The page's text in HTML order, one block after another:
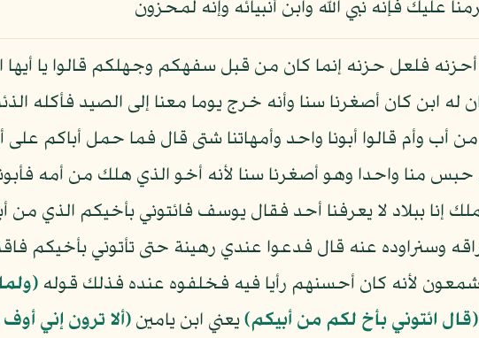
عليك فإنه نبي الله وابن أنبيائه وإنه لمحزون
فلعل حزنه إنما كان من قبل سفهكم وجهلكم قالوا يا أيها
له ابن كان أصغرنا سنا وأنه خرج يوما معنا إلى الصيد فأكله
أب وأم قالوا أبونا واحد وأمهاتنا شتى قال فما حمل أباكم
حبس منا واحدا وهو أصغرنا سنا لأنه أخو الذي هلك من أمه
إنا ببلاد لا يعرفنا أحد فقال يوسف فائتوني بأخيكم الذي من
وسنراوده عنه قال فدعوا عندي رهينة حتى تأتوني بأخيكم
لأنه كان أحسنهم رأيا فيه فخلفوه عنده فذلك قوله
﴿قال ائتوني بأخ لكم من أبيكم﴾يعني ابن يامين ﴿ألا ترون إني